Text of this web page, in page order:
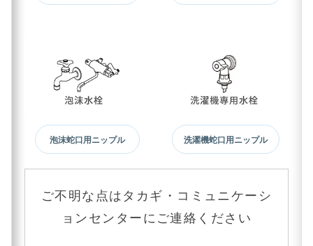
泡沫蛇口用ニップル 洗濯機蛇口用ニップル
ご不明な点はタカギ・コミュニケーシ
ョンセンターにご連絡ください